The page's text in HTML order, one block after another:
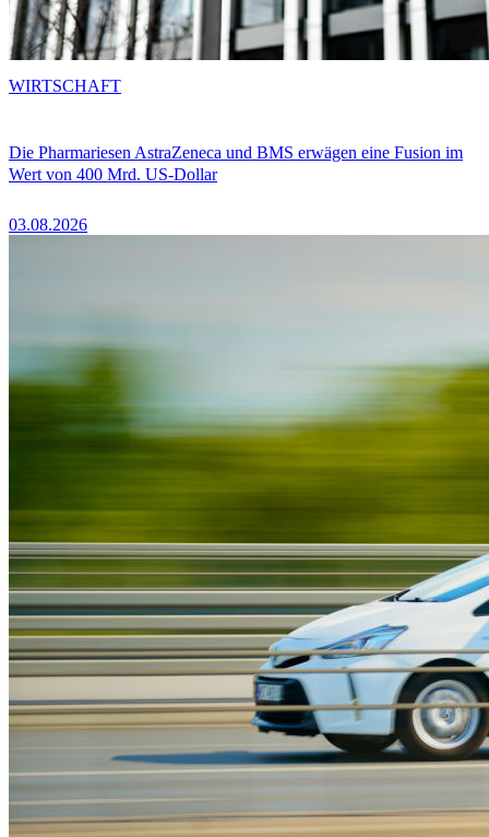
Die Pharmariesen AstraZeneca und BMS erwägen eine Fusion im
Wert von 400 Mrd. US-Dollar
03.08.2026
WIRTSCHAFT